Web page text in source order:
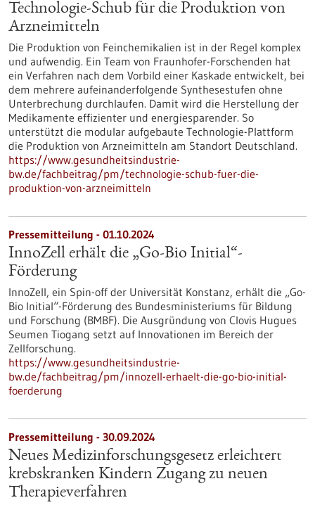
Technologie-Schub für die Produktion von
Arzneimitteln
Die Produktion von Feinchemikalien ist in der Regel komplex
und aufwendig. Ein Team von Fraunhofer-Forschenden hat
ein Verfahren nach dem Vorbild einer Kaskade entwickelt, bei
dem mehrere aufeinanderfolgende Synthesestufen ohne
Unterbrechung durchlaufen. Damit wird die Herstellung der
Medikamente effizienter und energiesparender. So
unterstützt die modular aufgebaute Technologie-Plattform
die Produktion von Arzneimitteln am Standort Deutschland.
https://www.gesundheitsindustrie-
bw.de/fachbeitrag/pm/technologie-schub-fuer-die-
produktion-von-arzneimitteln
Pressemitteilung - 01.10.2024
InnoZell erhält die „Go-Bio Initial“-
Förderung
InnoZell, ein Spin-off der Universität Konstanz, erhält die „Go-
Bio Initial“-Förderung des Bundesministeriums für Bildung
und Forschung (BMBF). Die Ausgründung von Clovis Hugues
Seumen Tiogang setzt auf Innovationen im Bereich der
Zellforschung.
https://www.gesundheitsindustrie-
bw.de/fachbeitrag/pm/innozell-erhaelt-die-go-bio-initial-
foerderung
Pressemitteilung - 30.09.2024
Neues Medizinforschungsgesetz erleichtert
krebskranken Kindern Zugang zu neuen
Therapieverfahren